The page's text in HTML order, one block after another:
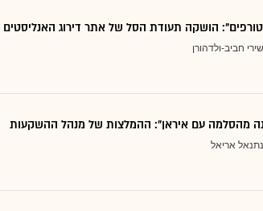
הושקה תעודת הסל של אתר דירוג האנליסטים
שירי חביב-ולדהורן
מהסלמה עם איראן": ההמלצות של מנהל ההשקעות
נתנאל אריאל